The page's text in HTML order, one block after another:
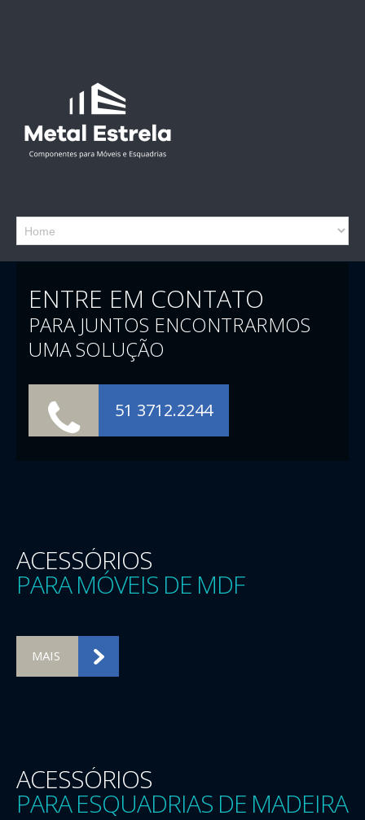
ENTRE EM CONTATO
PARA JUNTOS ENCONTRARMOS
UMA SOLUÇÃO
51 3712.2244
ACESSÓRIOS
PARA MÓVEIS DE MDF
MAIS
ACESSÓRIOS
PARA ESQUADRIAS DE MADEIRA